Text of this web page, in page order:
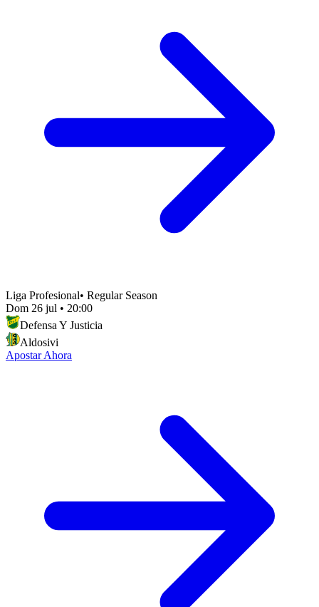
Liga Profesional• Regular Season
Dom 26 jul • 20:00
Defensa Y Justicia
Aldosivi
Apostar Ahora